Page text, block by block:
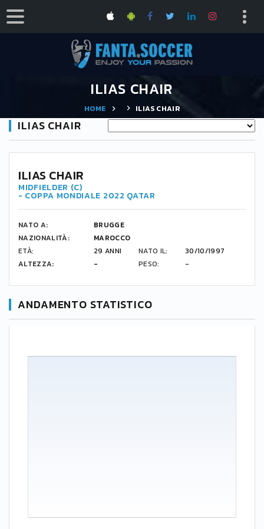
ILIAS CHAIR
HOME ILIAS CHAIR
ILIAS CHAIR
13
ILIAS CHAIR
MIDFIELDER (C)
- COPPA MONDIALE 2022 QATAR
NATO A:
BRUGGE
NAZIONALITÀ:
MAROCCO
ETÀ:
29 ANNI NATO IL:
30/10/1997
ALTEZZA:
- PESO: -
ANDAMENTO STATISTICO